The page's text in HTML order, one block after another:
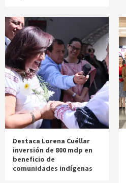
Destaca Lorena Cuéllar
inversión de 800 mdp en
beneficio de
comunidades indígenas